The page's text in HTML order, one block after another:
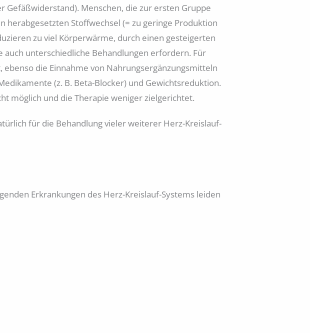
Menschen, die zur ersten Gruppe
herabgesetzten Stoffwechsel (= zu geringe Produktion
zu viel Körperwärme, durch einen gesteigerten
auch unterschiedliche Behandlungen erfordern. Für
die Einnahme von Nahrungsergänzungsmitteln
(z. B. Beta-Blocker) und Gewichtsreduktion.
möglich und die Therapie weniger zielgerichtet.
für die Behandlung vieler weiterer Herz-Kreislauf-
Erkrankungen des Herz-Kreislauf-Systems leiden